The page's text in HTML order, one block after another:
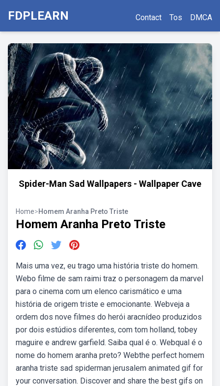
FDPLEARN Contact Tos DMCA
Spider-Man Sad Wallpapers - Wallpaper Cave
Home>Homem Aranha Preto Triste
Homem Aranha Preto Triste
Mais uma vez, eu trago uma história triste do homem.
Webo filme de sam raimi traz o personagem da marvel
para o cinema com um elenco carismático e uma
história de origem triste e emocionante. Webveja a
ordem dos nove filmes do herói aracnídeo produzidos
por dois estúdios diferentes, com tom holland, tobey
maguire e andrew garfield. Saiba qual é o. Webqual é o
nome do homem aranha preto? Webthe perfect homem
aranha triste sad spiderman jerusalem animated gif for
your conversation. Discover and share the best gifs on